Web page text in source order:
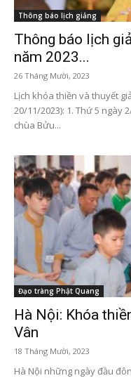
Thông báo lịch giảng
Thông báo lịch
năm 2023...
26 Tháng Mười, 2023
Lịch khóa thiền và thuyết
20/11/2023): 1. Thứ 5 ngày
chùa Bửu...
Đạo tràng Phật Quang
Hà Nội: Khóa
Vân
18 Tháng Mười, 2023
Hà Nội những ngày đầu